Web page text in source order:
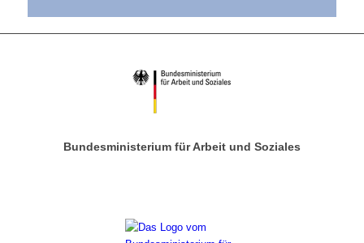
Bundesministerium für Arbeit und Soziales